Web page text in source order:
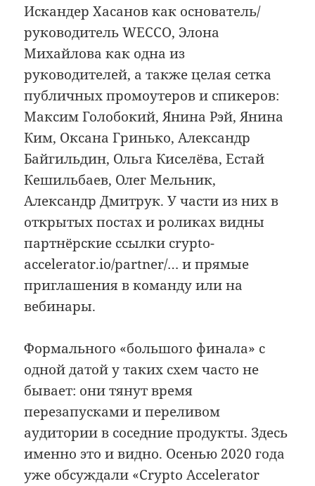
Искандер Хасанов как основатель/
руководитель WECCO, Элона
Михайлова как одна из
руководителей, а также целая сетка
публичных промоутеров и спикеров:
Максим Голобокий, Янина Рэй, Янина
Ким, Оксана Гринько, Александр
Байгильдин, Ольга Киселёва, Естай
Кешильбаев, Олег Мельник,
Александр Дмитрук. У части из них в
открытых постах и роликах видны
партнёрские ссылки crypto-
accelerator.io/partner/… и прямые
приглашения в команду или на
вебинары.
Формального «большого финала» с
одной датой у таких схем часто не
бывает: они тянут время
перезапусками и переливом
аудитории в соседние продукты. Здесь
именно это и видно. Осенью 2020 года
уже обсуждали «Crypto Accelerator